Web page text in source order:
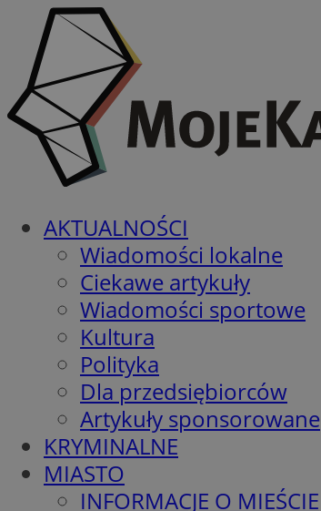
AKTUALNOŚCI
Wiadomości lokalne
Ciekawe artykuły
Wiadomości sportowe
Kultura
Polityka
Dla przedsiębiorców
Artykuły sponsorowane
KRYMINALNE
MIASTO
INFORMACJE O MIEŚCIE